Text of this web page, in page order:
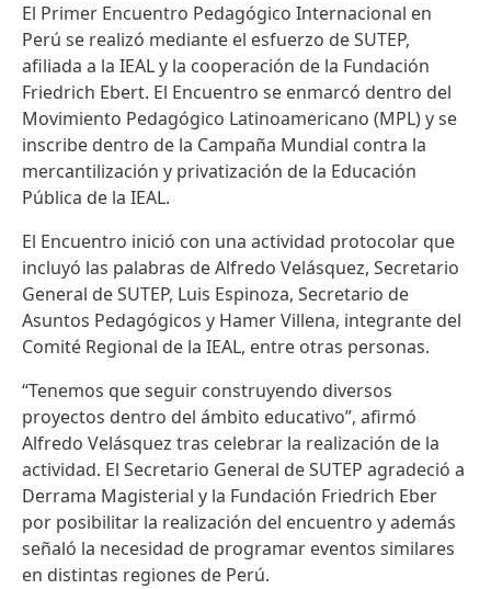
El Primer Encuentro Pedagógico Internacional en
Perú se realizó mediante el esfuerzo de SUTEP,
afiliada a la IEAL y la cooperación de la Fundación
Friedrich Ebert. El Encuentro se enmarcó dentro del
Movimiento Pedagógico Latinoamericano (MPL) y se
inscribe dentro de la Campaña Mundial contra la
mercantilización y privatización de la Educación
Pública de la IEAL.
El Encuentro inició con una actividad protocolar que
incluyó las palabras de Alfredo Velásquez, Secretario
General de SUTEP, Luis Espinoza, Secretario de
Asuntos Pedagógicos y Hamer Villena, integrante del
Comité Regional de la IEAL, entre otras personas.
“Tenemos que seguir construyendo diversos
proyectos dentro del ámbito educativo”, afirmó
Alfredo Velásquez tras celebrar la realización de la
actividad. El Secretario General de SUTEP agradeció a
Derrama Magisterial y la Fundación Friedrich Eber
por posibilitar la realización del encuentro y además
señaló la necesidad de programar eventos similares
en distintas regiones de Perú.